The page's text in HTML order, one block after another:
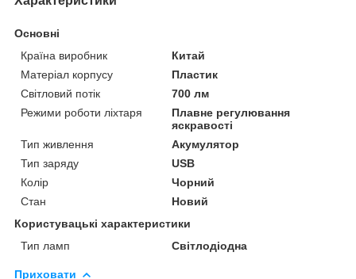
Основні
Країна виробник
Китай
Матеріал корпусу
Пластик
Світловий потік
700 лм
Режими роботи ліхтаря
Плавне регулювання
яскравості
Тип живлення
Акумулятор
Тип заряду
USB
Колір
Чорний
Стан
Новий
Користувацькі характеристики
Тип ламп
Світлодіодна
Приховати